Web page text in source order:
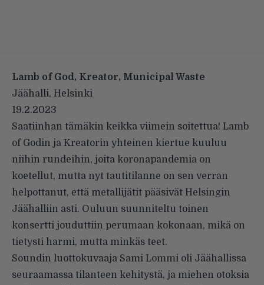
Lamb of God, Kreator, Municipal Waste
Jäähalli, Helsinki
19.2.2023
Saatiinhan tämäkin keikka viimein soitettua! Lamb
of Godin ja Kreatorin yhteinen kiertue kuuluu
niihin rundeihin, joita koronapandemia on
koetellut, mutta nyt tautitilanne on sen verran
helpottanut, että metallijätit pääsivät Helsingin
Jäähalliin asti. Ouluun suunniteltu toinen
konsertti jouduttiin perumaan kokonaan, mikä on
tietysti harmi, mutta minkäs teet.
Soundin luottokuvaaja Sami Lommi oli Jäähallissa
seuraamassa tilanteen kehitystä, ja miehen otoksia